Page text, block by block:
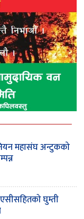
महासंघ अन्टुकको
घुम्ती